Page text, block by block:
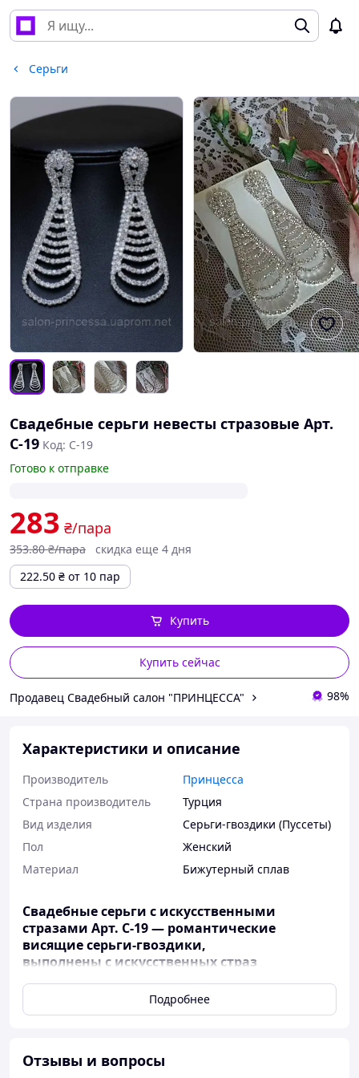
Серьги
Свадебные серьги невесты стразовые Арт.
С-19 Код: С-19
Готово к отправке
283 ₴/пара
353.80 ₴/пара
скидка еще 4 дня
222.50 ₴ от 10 пар
Купить сейчас
Купить
Продавец Свадебный салон "ПРИНЦЕССА" 98%
Характеристики и описание
Производитель
Принцесса
Страна производитель
Турция
Вид изделия
Серьги-гвоздики (Пуссеты)
Пол
Женский
Материал
Бижутерный сплав
Свадебные серьги с искусственными
стразами Арт. С-19 ― романтические
висящие серьги-гвоздики,
выполнены с искусственных страз
не навязчиво дополнят Ваш свадебный
образ. Длина серьг ― 7,5 см
Также при покупке Свадебных серьг в свадебный
салон "Принцесса", Вы сможете приобрести все
Подробнее
Отзывы и вопросы